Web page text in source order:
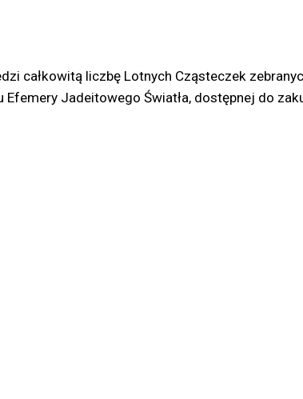
całkowitą liczbę Lotnych Cząsteczek
Jadeitowego Światła, dostępnej do